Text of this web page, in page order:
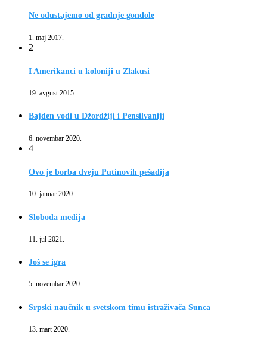
Ne odustajemo od gradnje gondole
1. maj 2017.
2
I Amerikanci u koloniji u Zlakusi
19. avgust 2015.
Bajden vodi u Džordžiji i Pensilvaniji
6. novembar 2020.
4
Ovo je borba dveju Putinovih pešadija
10. januar 2020.
Sloboda medija
11. jul 2021.
Još se igra
5. novembar 2020.
Srpski naučnik u svetskom timu istraživača Sunca
13. mart 2020.